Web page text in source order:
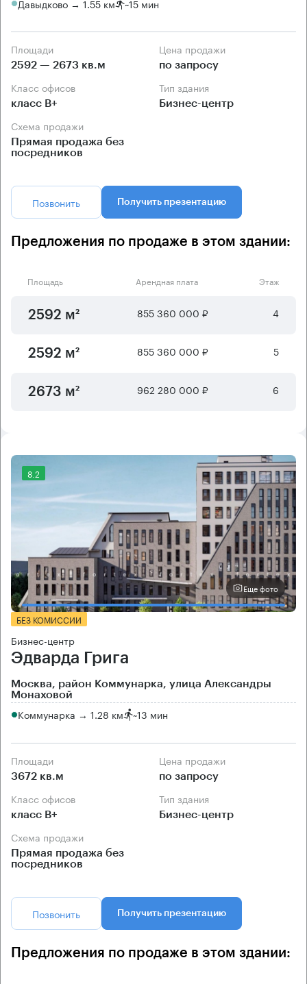
Давыдково → 1.55 км ~15 мин
Площади
2592 — 2673 кв.м
Цена продажи
по запросу
Класс офисов
класс B+
Тип здания
Бизнес-центр
Схема продажи
Прямая продажа без
посредников
Позвонить Получить презентацию
Предложения по продаже в этом здании:
Площадь Арендная плата Этаж
2592 м² 855 360 000 ₽ 4
2592 м² 855 360 000 ₽ 5
2673 м² 962 280 000 ₽ 6
8.2
Еще фото
БЕЗ КОМИССИИ
Бизнес-центр
Эдварда Грига
Москва, район Коммунарка, улица Александры
Монаховой
Коммунарка → 1.28 км ~13 мин
Площади
3672 кв.м
Цена продажи
по запросу
Класс офисов
класс B+
Тип здания
Бизнес-центр
Схема продажи
Прямая продажа без
посредников
Позвонить Получить презентацию
Предложения по продаже в этом здании: